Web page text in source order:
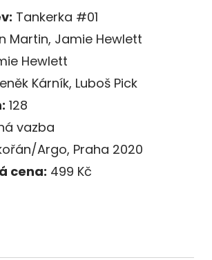
Tankerka #01
Martin, Jamie Hewlett
Hewlett
Kárník, Luboš Pick
128
vazba
Argo, Praha 2020
cena: 499 Kč